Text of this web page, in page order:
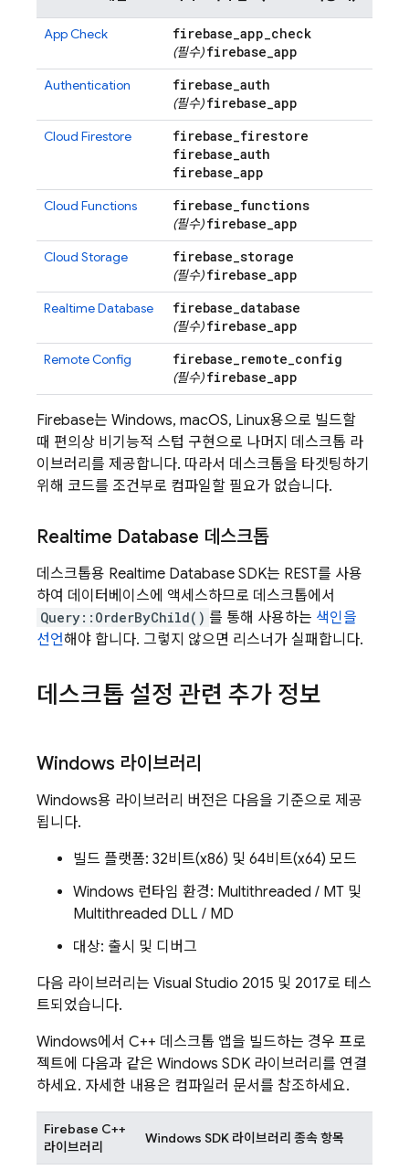
App Check firebase_app_check
(필수) firebase_app
Authentication firebase_auth
(필수) firebase_app
Cloud Firestore firebase_firestore
firebase_auth
firebase_app
Cloud Functions firebase_functions
(필수) firebase_app
Cloud Storage firebase_storage
(필수) firebase_app
Realtime Database firebase_database
(필수) firebase_app
Remote Config firebase_remote_config
(필수) firebase_app
Firebase는 Windows, macOS, Linux용으로 빌드할
때 편의상 비기능적 스텁 구현으로 나머지 데스크톱 라
이브러리를 제공합니다. 따라서 데스크톱을 타겟팅하기
위해 코드를 조건부로 컴파일할 필요가 없습니다.
Realtime Database 데스크톱
데스크톱용 Realtime Database SDK는 REST를 사용
하여 데이터베이스에 액세스하므로 데스크톱에서
Query::OrderByChild() 를 통해 사용하는 색인을
선언해야 합니다. 그렇지 않으면 리스너가 실패합니다.
데스크톱 설정 관련 추가 정보
Windows 라이브러리
Windows용 라이브러리 버전은 다음을 기준으로 제공
됩니다.
빌드 플랫폼: 32비트(x86) 및 64비트(x64) 모드
Windows 런타임 환경: Multithreaded / MT 및
Multithreaded DLL / MD
대상: 출시 및 디버그
다음 라이브러리는 Visual Studio 2015 및 2017로 테스
트되었습니다.
Windows에서 C++ 데스크톱 앱을 빌드하는 경우 프로
젝트에 다음과 같은 Windows SDK 라이브러리를 연결
하세요. 자세한 내용은 컴파일러 문서를 참조하세요.
Firebase C++
라이브러리
Windows SDK 라이브러리 종속 항목